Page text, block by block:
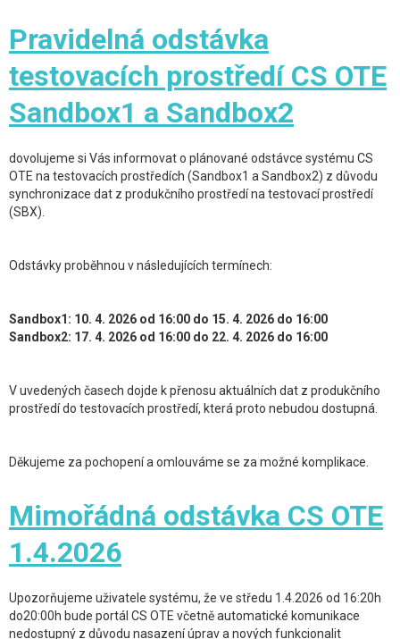
Pravidelná odstávka
testovacích prostředí CS OTE
Sandbox1 a Sandbox2
dovolujeme si Vás informovat o plánované odstávce systému CS
OTE na testovacích prostředích (Sandbox1 a Sandbox2) z důvodu
synchronizace dat z produkčního prostředí na testovací prostředí
(SBX).
Odstávky proběhnou v následujících termínech:
Sandbox1: 10. 4. 2026 od 16:00 do 15. 4. 2026 do 16:00
Sandbox2: 17. 4. 2026 od 16:00 do 22. 4. 2026 do 16:00
V uvedených časech dojde k přenosu aktuálních dat z produkčního
prostředí do testovacích prostředí, která proto nebudou dostupná.
Děkujeme za pochopení a omlouváme se za možné komplikace.
Mimořádná odstávka CS OTE
1.4.2026
Upozorňujeme uživatele systému, že ve středu 1.4.2026 od 16:20h
do20:00h bude portál CS OTE včetně automatické komunikace
nedostupný z důvodu nasazení úprav a nových funkcionalit